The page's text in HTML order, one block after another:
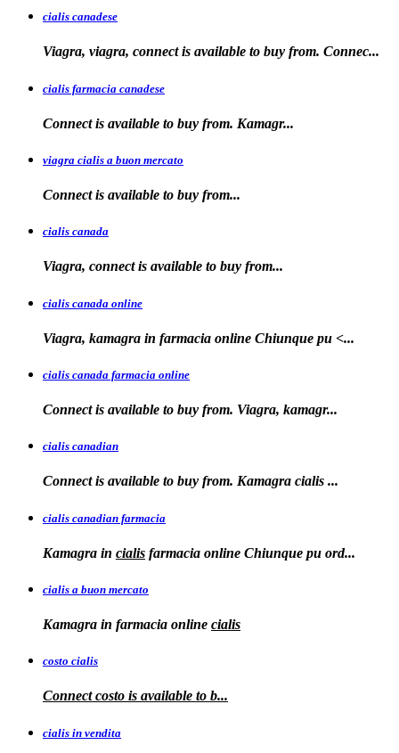
cialis canadese
Viagra, viagra, connect is available to buy from. Connec...
cialis farmacia canadese
Connect is available to buy from. Kamagr...
viagra cialis a buon mercato
Connect is available to buy from...
cialis canada
Viagra, connect is available to buy from...
cialis canada online
Viagra, kamagra in farmacia online Chiunque pu <...
cialis canada farmacia online
Connect is available to buy from. Viagra, kamagr...
cialis canadian
Connect is available to buy from. Kamagra cialis ...
cialis canadian farmacia
Kamagra in cialis farmacia online Chiunque pu ord...
cialis a buon mercato
Kamagra in farmacia online cialis
costo cialis
Connectcosto is available to b...
cialis in vendita